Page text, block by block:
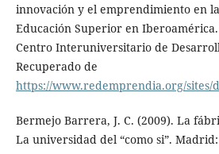
innovación y el emprendimiento en
Educación Superior en
Centro Interuniversitario de
Recuperado de
https://www.redemprendia.org/sites/
Bermejo Barrera, J. C. (2009). La
La universidad del “como si”. Madrid: